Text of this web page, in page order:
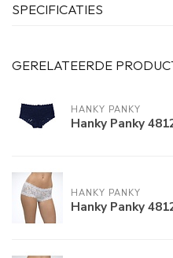
SPECIFICATIES
GERELATEERDE
HANKY PANKY
Hanky Panky
HANKY PANKY
Hanky Panky